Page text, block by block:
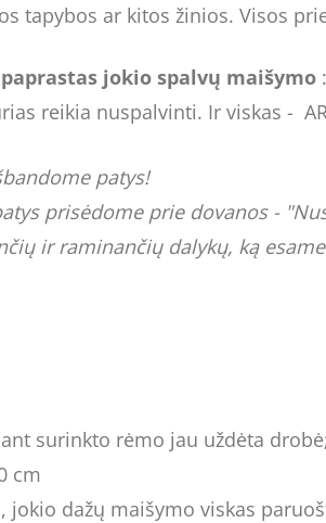
tapybos ar kitos žinios. Visos
jokio spalvų maišymo:
reikia nuspalvinti. Ir viskas -
patys!
prisėdome prie dovanos -
ir raminančių dalykų, ką
surinkto rėmo jau uždėta
cm
jokio dažų maišymo viskas